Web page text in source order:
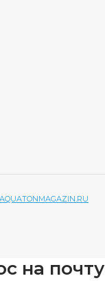
AQUATONMAGAZIN.RU
на почту